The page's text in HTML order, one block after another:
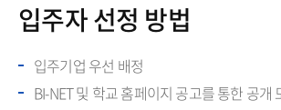
입주자 선정 방법
입주기업 우선 배정
BI-NET 및 학교 홈페이지 공고를 통한 공개